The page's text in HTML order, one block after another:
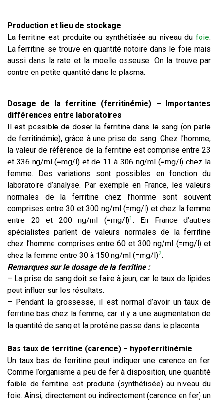
Production et lieu de stockage
La ferritine est produite ou synthétisée au niveau du foie.
La ferritine se trouve en quantité notoire dans le foie mais
aussi dans la rate et la moelle osseuse. On la trouve par
contre en petite quantité dans le plasma.
Dosage de la ferritine (ferritinémie) – Importantes
différences entre laboratoires
Il est possible de doser la ferritine dans le sang (on parle
de ferritinémie), grâce à une prise de sang. Chez l’homme,
la valeur de référence de la ferritine est comprise entre 23
et 336 ng/ml (=mg/l) et de 11 à 306 ng/ml (=mg/l) chez la
femme. Des variations sont possibles en fonction du
laboratoire d’analyse. Par exemple en France, les valeurs
normales de la ferritine chez l’homme sont souvent
comprises entre 30 et 300 ng/ml (=mg/l) et chez la femme
entre 20 et 200 ng/ml (=mg/l)1 . En France d’autres
spécialistes parlent de valeurs normales de la ferritine
chez l’homme comprises entre 60 et 300 ng/ml (=mg/l) et
chez la femme entre 30 à 150 ng/ml (=mg/l)2.
Remarques sur le dosage de la ferritine :
– La prise de sang doit se faire à jeun, car le taux de lipides
peut influer sur les résultats.
– Pendant la grossesse, il est normal d’avoir un taux de
ferritine bas chez la femme, car il y a une augmentation de
la quantité de sang et la protéine passe dans le placenta.
Bas taux de ferritine (carence) – hypoferritinémie
Un taux bas de ferritine peut indiquer une carence en fer.
Comme l’organisme a peu de fer à disposition, une quantité
faible de ferritine est produite (synthétisée) au niveau du
foie. Ainsi, directement ou indirectement (carence en fer) un